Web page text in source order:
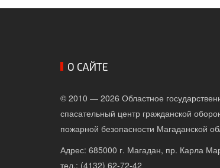
О САЙТЕ
© 2010 — 2026 Областное
спасательный центр гражданской
пожарной безопасности Магаданской
Адрес: 685000 г. Магадан, пр. Карла
тел.: (4132) 62-72-42